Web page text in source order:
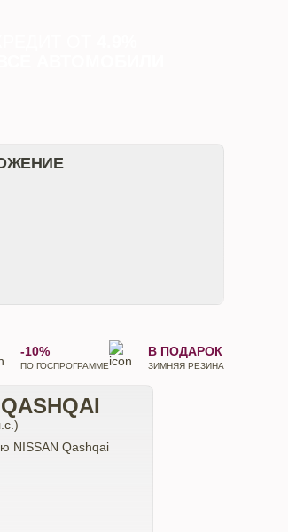
-10%
ПО ГОСПРОГРАММЕ
В ПОДАРОК
ЗИМНЯЯ РЕЗИНА